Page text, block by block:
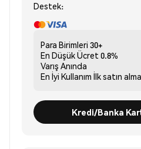
Destek:
Para Birimleri 30+
En Düşük Ücret 0.8%
Varış Anında
En İyi Kullanım İlk satın
Kredi/Banka